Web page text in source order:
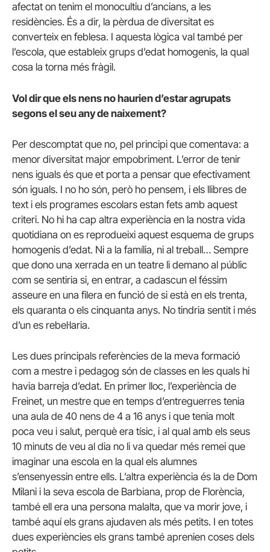
afectat on tenim el monocultiu d’ancians, a les
residències. És a dir, la pèrdua de diversitat es
converteix en feblesa. I aquesta lògica val també per
l’escola, que estableix grups d’edat homogenis, la qual
cosa la torna més fràgil.
Vol dir que els nens no haurien d’estar agrupats
segons el seu any de naixement?
Per descomptat que no, pel principi que comentava: a
menor diversitat major empobriment. L’error de tenir
nens iguals és que et porta a pensar que efectivament
són iguals. I no ho són, però ho pensem, i els llibres de
text i els programes escolars estan fets amb aquest
criteri. No hi ha cap altra experiència en la nostra vida
quotidiana on es reprodueixi aquest esquema de grups
homogenis d’edat. Ni a la família, ni al treball… Sempre
que dono una xerrada en un teatre li demano al públic
com se sentiria si, en entrar, a cadascun el féssim
asseure en una filera en funció de si està en els trenta,
els quaranta o els cinquanta anys. No tindria sentit i més
d’un es rebel·laria.
Les dues principals referències de la meva formació
com a mestre i pedagog són de classes en les quals hi
havia barreja d’edat. En primer lloc, l’experiència de
Freinet, un mestre que en temps d’entreguerres tenia
una aula de 40 nens de 4 a 16 anys i que tenia molt
poca veu i salut, perquè era tísic, i al qual amb els seus
10 minuts de veu al dia no li va quedar més remei que
imaginar una escola en la qual els alumnes
s’ensenyessin entre ells. L’altra experiència és la de Dom
Milani i la seva escola de Barbiana, prop de Florència,
també ell era una persona malalta, que va morir jove, i
també aquí els grans ajudaven als més petits. I en totes
dues experiències els grans també aprenien coses dels